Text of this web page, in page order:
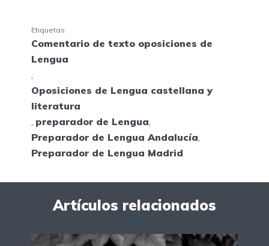
Etiquetas:
Comentario de texto oposiciones de
Lengua
,
Oposiciones de Lengua castellana y
literatura
, preparador de Lengua,
Preparador de Lengua Andalucía,
Preparador de Lengua Madrid
Artículos relacionados